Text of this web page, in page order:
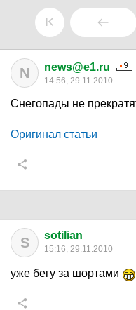
N news@e1.ru
14:56, 29.11.2010
Снегопады не
Оригинал статьи
S sotilian
15:16, 29.11.2010
уже бегу за шортами